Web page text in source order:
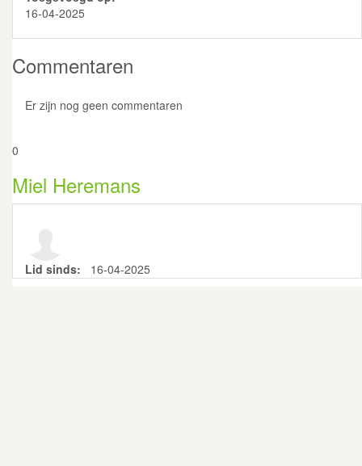
16-04-2025
Commentaren
Er zijn nog geen commentaren
0
Miel Heremans
Lid sinds: 16-04-2025